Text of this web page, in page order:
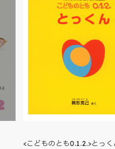
<こどものとも0.1.2.>とっく